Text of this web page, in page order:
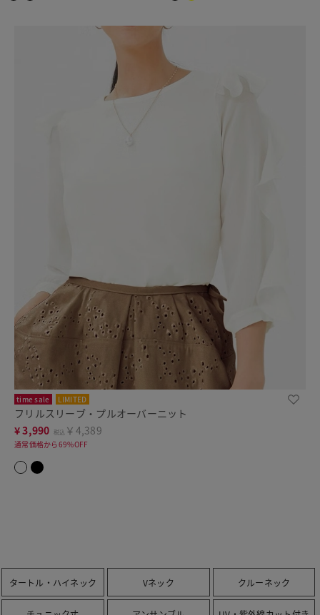
time sale LIMITED
フリルスリーブ・プルオーバーニット
¥3,990 税込 ￥4,389
通常価格から69%OFF
タートル・ハイネック Vネック クルーネック